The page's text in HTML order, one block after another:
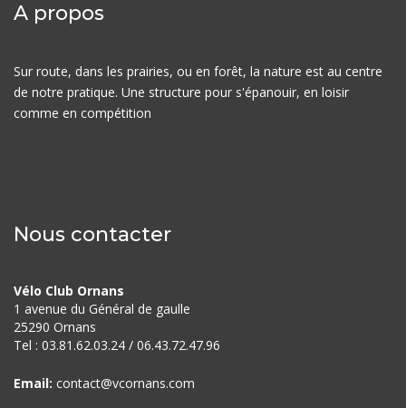
A propos
Sur route, dans les prairies, ou en forêt, la nature est au centre
de notre pratique. Une structure pour s'épanouir, en loisir
comme en compétition
Nous contacter
Vélo Club Ornans
1 avenue du Général de gaulle
25290 Ornans
Tel : 03.81.62.03.24 / 06.43.72.47.96
Email: contact@vcornans.com